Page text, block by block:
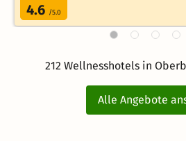
4.6 /5.0
212 Wellnesshotels in
Alle Angebote